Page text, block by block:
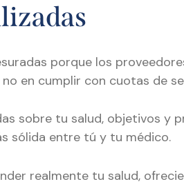
porque los
en cumplir con cuotas de
sobre tu salud, objetivos y
sólida entre tú y tu médico.
realmente tu salud,